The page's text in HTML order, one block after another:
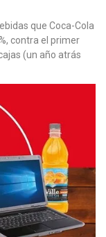
que Coca-Cola
contra el primer
(un año atrás